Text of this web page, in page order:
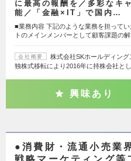
に最高の報酬を／多彩なキ
能／「金融×IT」で国内…
■業務内容 下記のような業務を担って
トのメインメンバーとして顧客課題の
会社概要
株式会社SKホールディン
独株式移転により2016年に持株会社と
興味あり
●消費財・流通小売業
戦略マーケティング等